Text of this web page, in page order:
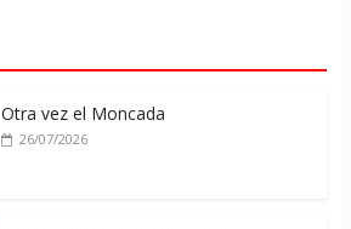
Otra vez el Moncada
26/07/2026